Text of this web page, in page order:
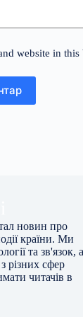
website in
новин про
країни. Ми
та зв'язок, а
різних сфер
читачів в